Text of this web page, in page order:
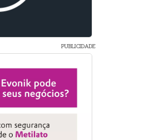
PUBLICIDADE